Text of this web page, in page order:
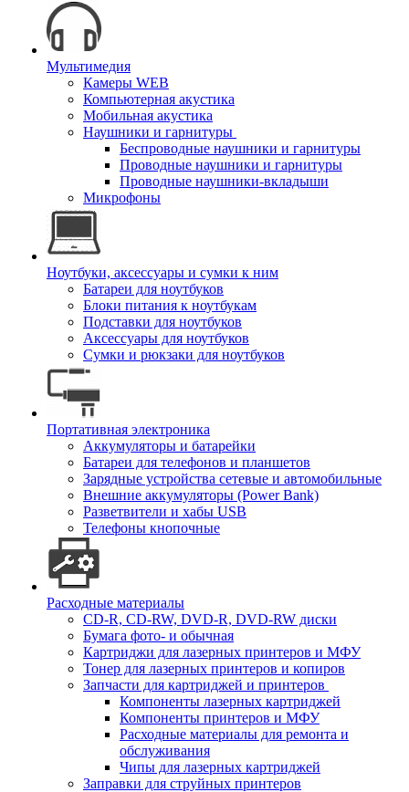
Мультимедия
Камеры WEB
Компьютерная акустика
Мобильная акустика
Наушники и гарнитуры
Беспроводные наушники и гарнитуры
Проводные наушники и гарнитуры
Проводные наушники-вкладыши
Микрофоны
Ноутбуки, аксессуары и сумки к ним
Батареи для ноутбуков
Блоки питания к ноутбукам
Подставки для ноутбуков
Аксессуары для ноутбуков
Сумки и рюкзаки для ноутбуков
Портативная электроника
Аккумуляторы и батарейки
Батареи для телефонов и планшетов
Зарядные устройства сетевые и автомобильные
Внешние аккумуляторы (Power Bank)
Разветвители и хабы USB
Телефоны кнопочные
Расходные материалы
CD-R, CD-RW, DVD-R, DVD-RW диски
Бумага фото- и обычная
Картриджи для лазерных принтеров и МФУ
Тонер для лазерных принтеров и копиров
Запчасти для картриджей и принтеров
Компоненты лазерных картриджей
Компоненты принтеров и МФУ
Расходные материалы для ремонта и
обслуживания
Чипы для лазерных картриджей
Заправки для струйных принтеров